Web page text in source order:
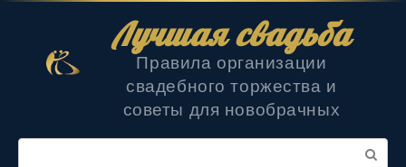
Лучшая свадьба
Правила организации
свадебного торжества и
советы для новобрачных
Поиск: